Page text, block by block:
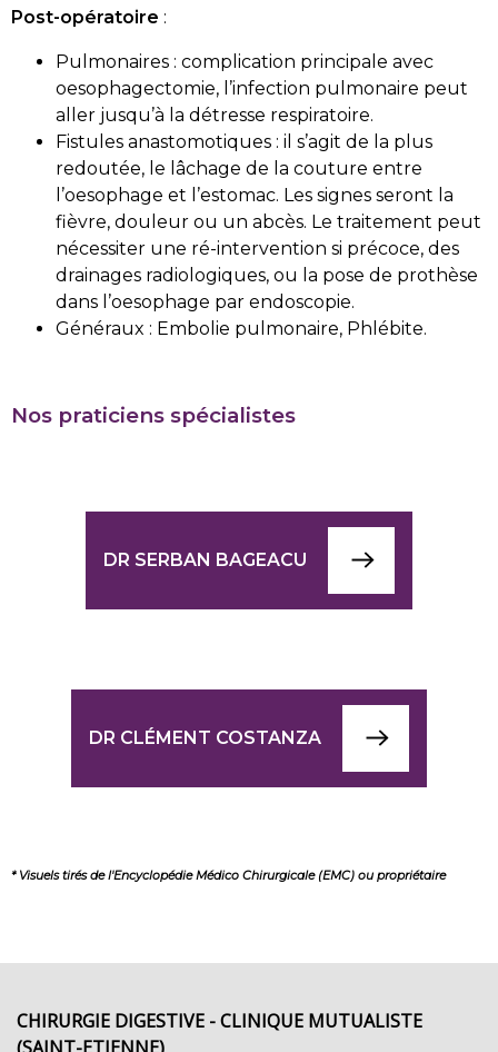
Post-opératoire :
Pulmonaires : complication principale avec
oesophagectomie, l’infection pulmonaire peut
aller jusqu’à la détresse respiratoire.
Fistules anastomotiques : il s’agit de la plus
redoutée, le lâchage de la couture entre
l’oesophage et l’estomac. Les signes seront la
fièvre, douleur ou un abcès. Le traitement peut
nécessiter une ré-intervention si précoce, des
drainages radiologiques, ou la pose de prothèse
dans l’oesophage par endoscopie.
Généraux : Embolie pulmonaire, Phlébite.
Nos praticiens spécialistes
DR SERBAN BAGEACU
DR CLÉMENT COSTANZA
* Visuels tirés de l'Encyclopédie Médico Chirurgicale (EMC) ou propriétaire
CHIRURGIE DIGESTIVE - CLINIQUE MUTUALISTE